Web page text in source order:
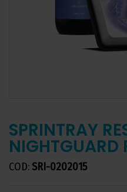
SPRINTRAY
NIGHTGUARD
COD: SRI-0202015